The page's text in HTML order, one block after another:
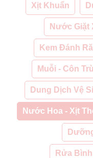
Xịt Khuẩn
Nước Giặt
Kem Đánh
Muỗi - Côn
Dung Dịch Vệ
Nước Hoa - Xịt
Rửa